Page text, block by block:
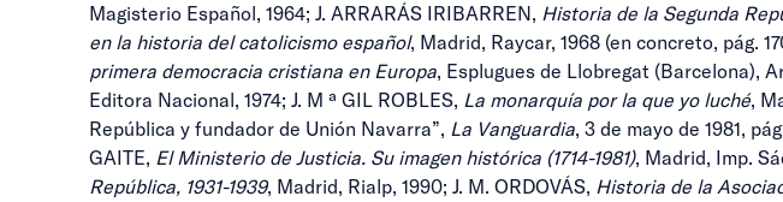
Magisterio Español, 1964; J. ARRARÁS IRIBARREN, Historia de la Segunda
en la historia del catolicismo español, Madrid, Raycar, 1968 (en concreto, pág.
primera democracia cristiana en Europa, Esplugues de Llobregat (Barcelona),
Editora Nacional, 1974; J. M ª GIL ROBLES, La monarquía por la que yo luché,
República y fundador de Unión Navarra”, La Vanguardia, 3 de mayo de 1981,
GAITE, El Ministerio de Justicia. Su imagen histórica (1714-1981), Madrid, Imp.
República, 1931-1939, Madrid, Rialp, 1990; J. M. ORDOVÁS, Historia de la